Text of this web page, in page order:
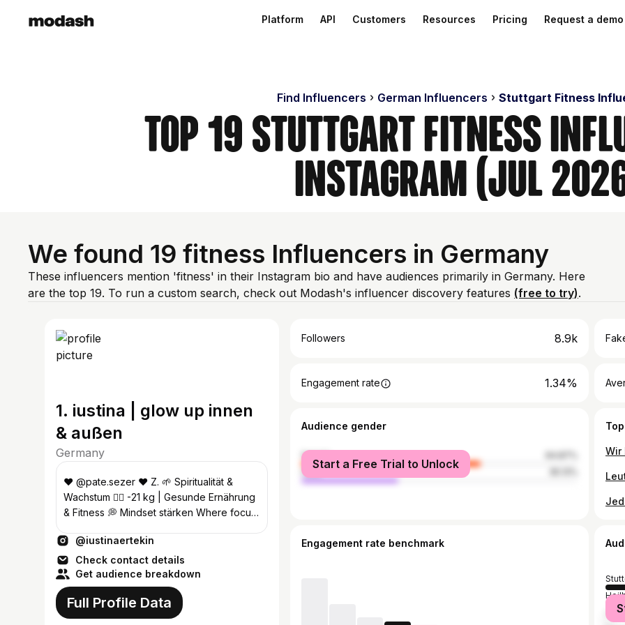
Platform API Customers Resources Pricing Request a demo
Find Influencers German Influencers Stuttgart Fitness
Top 19 Stuttgart Fitness
Instagram (Jul
We found 19 fitness Influencers in Germany
These influencers mention 'fitness' in their Instagram bio and have audiences primarily in Germany. Here
are the top 19. To run a custom search, check out Modash's influencer discovery features (free to try).
1. iustina | glow up innen
& außen
Germany
❤️ @pate.sezer ❤️ Z. 🌱 Spiritualität &
Wachstum 🏋️‍♂️ -21 kg | Gesunde Ernährung
& Fitness 💭 Mindset stärken Where focus
@iustinaertekin
Check contact details
Get audience breakdown
Full Profile Data
Followers 8.9k
Engagement rate 1.34%
Audience gender
female
male
Start a Free Trial to Unlock
Engagement rate benchmark